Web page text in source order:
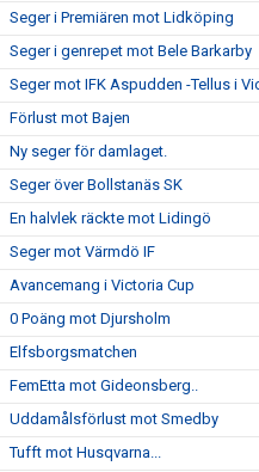
Seger i Premiären mot Lidköping
Seger i genrepet mot Bele Barkarby
Seger mot IFK Aspudden -Tellus i
Förlust mot Bajen
Ny seger för damlaget.
Seger över Bollstanäs SK
En halvlek räckte mot Lidingö
Seger mot Värmdö IF
Avancemang i Victoria Cup
0 Poäng mot Djursholm
Elfsborgsmatchen
FemEtta mot Gideonsberg..
Uddamålsförlust mot Smedby
Tufft mot Husqvarna...